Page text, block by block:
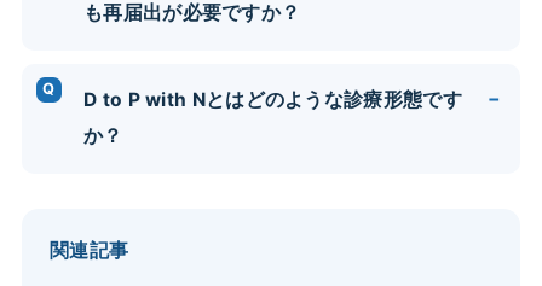
も再届出が必要ですか？
D to P with Nとはどのような診療形態です
か？
関連記事